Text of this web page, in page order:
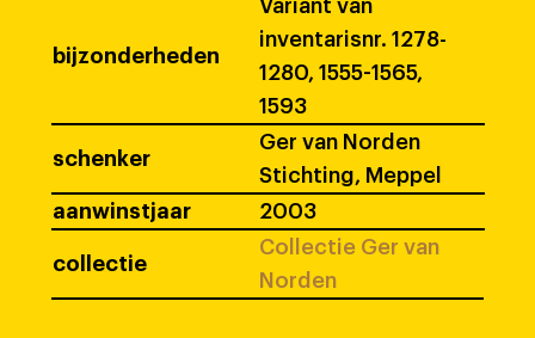
bijzonderheden
Variant van
inventarisnr. 1278-
1280, 1555-1565,
1593
schenker
Ger van Norden
Stichting, Meppel
aanwinstjaar
2003
collectie
Collectie Ger van
Norden